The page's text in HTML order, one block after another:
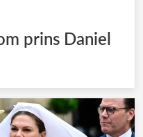
prins Daniel